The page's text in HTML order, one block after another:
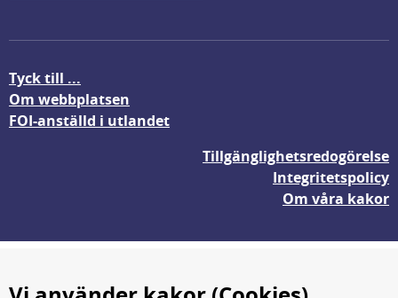
Tyck till ...
Om webbplatsen
FOI-anställd i utlandet
Tillgänglighetsredogörelse
Integritetspolicy
Om våra kakor